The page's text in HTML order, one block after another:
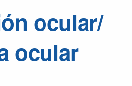
ocular/
ocular